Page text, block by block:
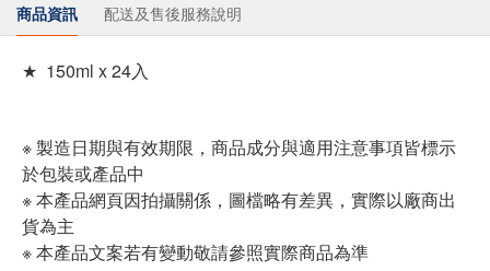
商品資訊 配送及售後服務說明
★ 150ml x 24入
※ 製造日期與有效期限，商品成分與適用注意事項皆標示
於包裝或產品中
※ 本產品網頁因拍攝關係，圖檔略有差異，實際以廠商出
貨為主
※ 本產品文案若有變動敬請參照實際商品為準